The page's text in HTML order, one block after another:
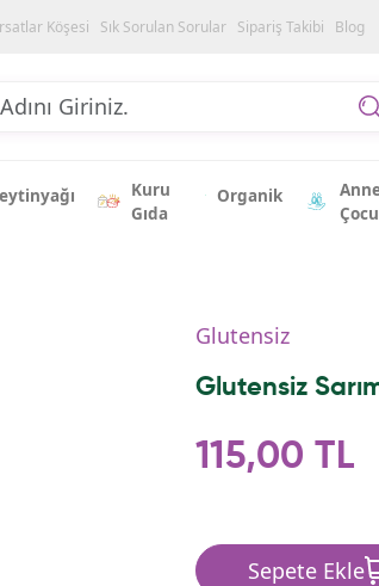
Köşesi Sık Sorulan Sorular Sipariş Takibi Blog
Kuru
Gıda
Organik
Glutensiz
Glutensiz
115,00 TL
Sepete Ekle